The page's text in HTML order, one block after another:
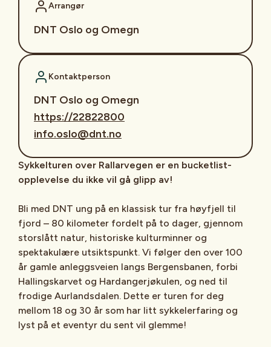
Arrangør
DNT Oslo og Omegn
Kontaktperson
DNT Oslo og Omegn
https://22822800
info.oslo@dnt.no
Sykkelturen over Rallarvegen er en bucketlist-
opplevelse du ikke vil gå glipp av!
Bli med DNT ung på en klassisk tur fra høyfjell til
fjord – 80 kilometer fordelt på to dager, gjennom
storslått natur, historiske kulturminner og
spektakulære utsiktspunkt. Vi følger den over 100
år gamle anleggsveien langs Bergensbanen, forbi
Hallingskarvet og Hardangerjøkulen, og ned til
frodige Aurlandsdalen. Dette er turen for deg
mellom 18 og 30 år som har litt sykkelerfaring og
lyst på et eventyr du sent vil glemme!